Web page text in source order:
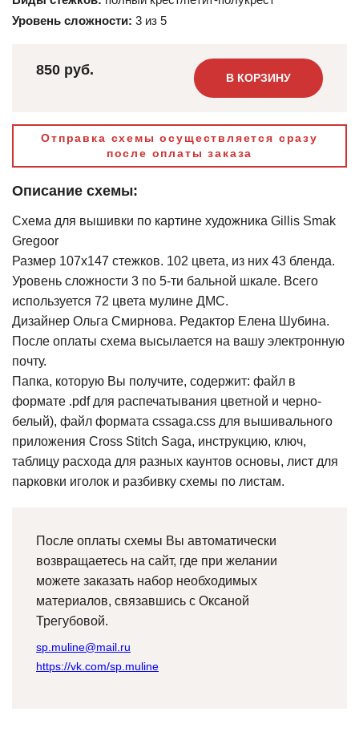
Уровень сложности: 3 из 5
850 руб. В КОРЗИНУ
Отправка схемы осуществляется сразу
после оплаты заказа
Описание схемы:
Схема для вышивки по картине художника Gillis Smak
Gregoor
Размер 107х147 стежков. 102 цвета, из них 43 бленда.
Уровень сложности 3 по 5-ти бальной шкале. Всего
используется 72 цвета мулине ДМС.
Дизайнер Ольга Смирнова. Редактор Елена Шубина.
После оплаты схема высылается на вашу электронную
почту.
Папка, которую Вы получите, содержит: файл в
формате .pdf для распечатывания цветной и черно-
белый), файл формата cssaga.css для вышивального
приложения Cross Stitch Saga, инструкцию, ключ,
таблицу расхода для разных каунтов основы, лист для
парковки иголок и разбивку схемы по листам.
После оплаты схемы Вы автоматически
возвращаетесь на сайт, где при желании
можете заказать набор необходимых
материалов, связавшись с Оксаной
Трегубовой.
sp.muline@mail.ru
https://vk.com/sp.muline